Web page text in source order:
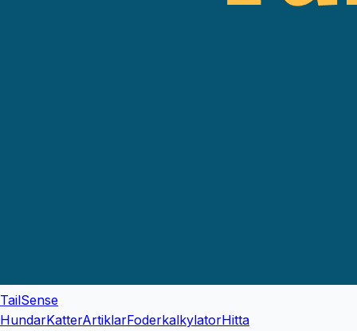
TailSense
HundarKatterArtiklarFoderkalkylatorHitta